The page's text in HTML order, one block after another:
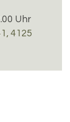
Uhr
4125